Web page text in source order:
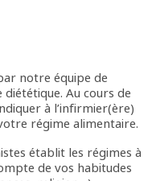
notre équipe de
diététique. Au cours de
à l’infirmier(ère)
régime alimentaire.
établit les régimes à
de vos habitudes